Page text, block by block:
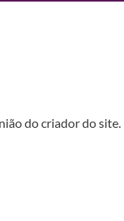
do criador do site.